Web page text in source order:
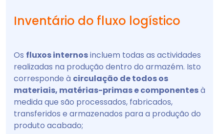
Inventário do fluxo logístico
Os fluxos internosincluem todas as actividades
realizadas na produção dentro do armazém. Isto
corresponde à circulação de todos os
materiais, matérias-primas e componentesà
medida que são processados, fabricados,
transferidos e armazenados para a produção do
produto acabado;